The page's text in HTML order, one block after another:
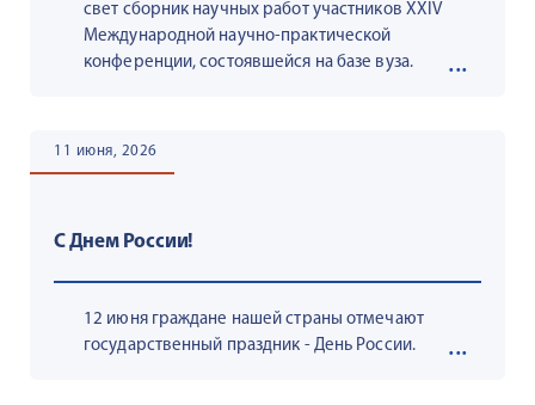
свет сборник научных работ участников XXIV
Международной научно-практической
конференции, состоявшейся на базе вуза.
С Днем России!
11 июня, 2026
12 июня граждане нашей страны отмечают
государственный праздник - День России.